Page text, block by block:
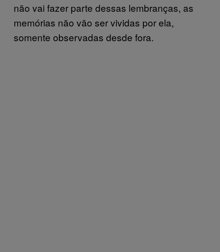
não vai fazer parte dessas lembranças, as
memórias não vão ser vividas por ela,
somente observadas desde fora.